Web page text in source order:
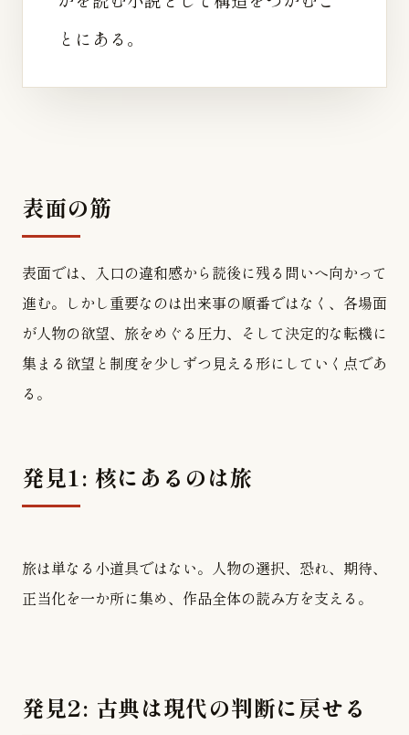
とにある。
表面の筋
表面では、入口の違和感から読後に残る問いへ向かって
進む。しかし重要なのは出来事の順番ではなく、各場面
が人物の欲望、旅をめぐる圧力、そして決定的な転機に
集まる欲望と制度を少しずつ見える形にしていく点であ
る。
発見1: 核にあるのは旅
旅は単なる小道具ではない。人物の選択、恐れ、期待、
正当化を一か所に集め、作品全体の読み方を支える。
発見2: 古典は現代の判断に戻せる